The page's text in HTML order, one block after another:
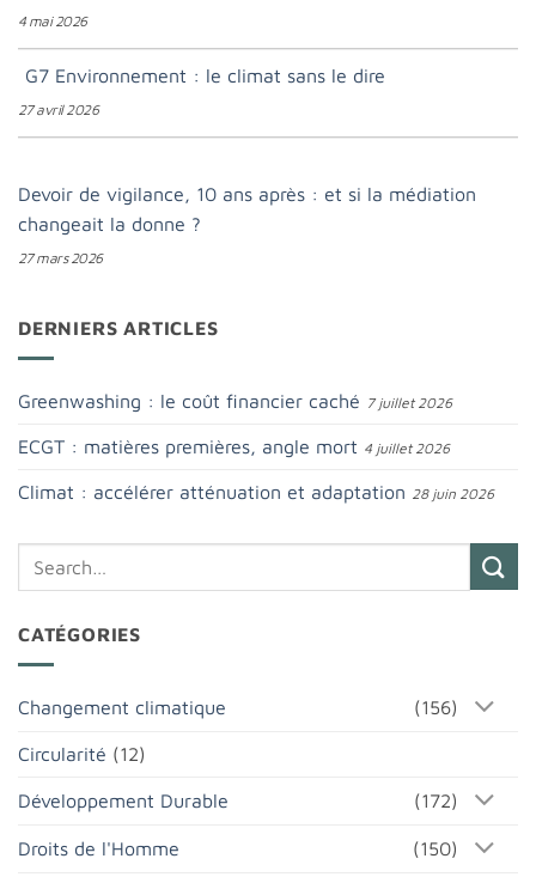
4 mai 2026
G7 Environnement : le climat sans le dire
27 avril 2026
Devoir de vigilance, 10 ans après : et si la médiation
changeait la donne ?
27 mars 2026
DERNIERS ARTICLES
Greenwashing : le coût financier caché 7 juillet 2026
ECGT : matières premières, angle mort 4 juillet 2026
Climat : accélérer atténuation et adaptation 28 juin 2026
CATÉGORIES
Changement climatique (156)
Circularité (12)
Développement Durable (172)
Droits de l'Homme (150)